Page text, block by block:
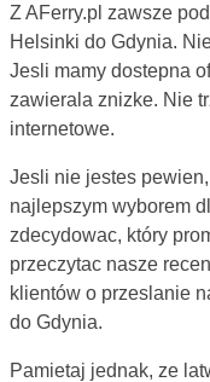
Z AFerry.pl zawsze
Helsinki do Gdynia.
Jesli mamy dostepna
zawierala znizke. Nie
internetowe.
Jesli nie jestes
najlepszym wyborem
zdecydowac, który
przeczytac nasze
klientów o przeslanie
do Gdynia.
Pamietaj jednak, ze